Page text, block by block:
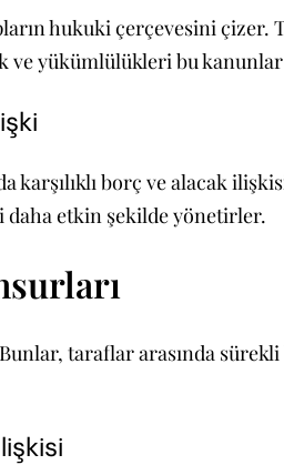
hukuki çerçevesini çizer.
ve yükümlülükleri bu
borç ve alacak
daha etkin şekilde yönetirler.
taraflar arasında